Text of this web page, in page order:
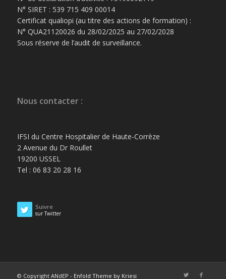
N° SIRET : 539 715 409 00014
Certificat qualiopi (au titre des actions de formation) :
N° QUA21120026 du 28/02/2025 au 27/02/2028
Sous réserve de l’audit de surveillance.
Nous contacter :
IFSI du Centre Hospitalier de Haute-Corrèze
2 Avenue du Dr Roullet
19200 USSEL
Tel : 06 83 20 28 16
Suivre
sur Twitter
© Copyright ANdEP - Enfold Theme by Kriesi